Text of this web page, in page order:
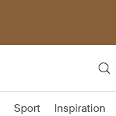
Sport Inspiration